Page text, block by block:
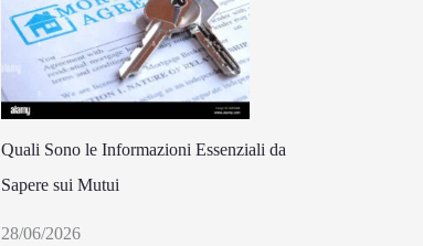
Quali Sono le Informazioni Essenziali da
Sapere sui Mutui
28/06/2026